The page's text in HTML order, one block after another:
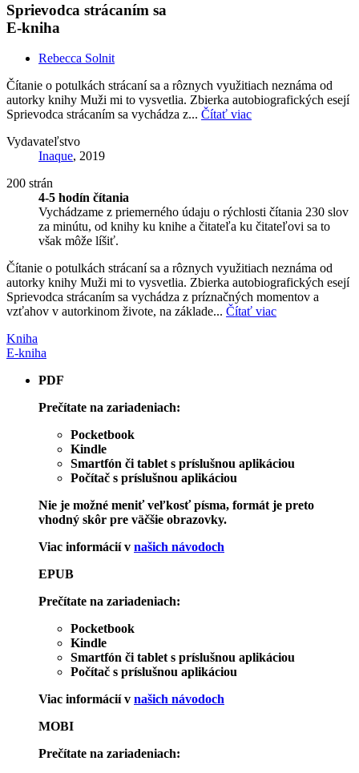
Sprievodca strácaním sa
E-kniha
Rebecca Solnit
Čítanie o potulkách strácaní sa a rôznych využitiach neznáma od
autorky knihy Muži mi to vysvetlia. Zbierka autobiografických esejí
Sprievodca strácaním sa vychádza z... Čítať viac
Vydavateľstvo
Inaque, 2019
200 strán
4-5 hodín čítania
Vychádzame z priemerného údaju o rýchlosti čítania 230 slov
za minútu, od knihy ku knihe a čitateľa ku čitateľovi sa to
však môže líšiť.
Čítanie o potulkách strácaní sa a rôznych využitiach neznáma od
autorky knihy Muži mi to vysvetlia. Zbierka autobiografických esejí
Sprievodca strácaním sa vychádza z príznačných momentov a
vzťahov v autorkinom živote, na základe... Čítať viac
Kniha
E-kniha
PDF
Prečítate na zariadeniach:
Pocketbook
Kindle
Smartfón či tablet s príslušnou aplikáciou
Počítač s príslušnou aplikáciou
Nie je možné meniť veľkosť písma, formát je preto
vhodný skôr pre väčšie obrazovky.
Viac informácií v našich návodoch
EPUB
Prečítate na zariadeniach:
Pocketbook
Kindle
Smartfón či tablet s príslušnou aplikáciou
Počítač s príslušnou aplikáciou
Viac informácií v našich návodoch
MOBI
Prečítate na zariadeniach: